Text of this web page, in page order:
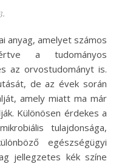
a tudományos
az orvostudományt is.
de az évek során
amely miatt ma már
Különösen érdekes a
tulajdonsága,
egészségügyi
jellegzetes kék színe